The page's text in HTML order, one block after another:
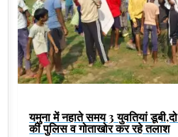
यमुना में नहाते समय 3 युवतियां
की पुलिस व गोताखोर कर रहे तलाश